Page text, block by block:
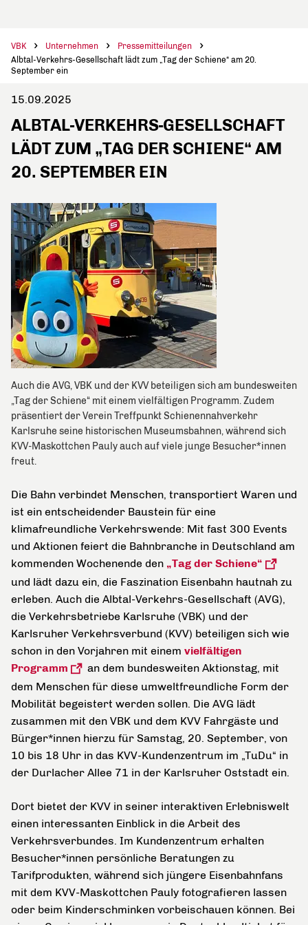
VBK Unternehmen
Pressemitteilungen
Albtal-Verkehrs-Gesellschaft lädt zum „Tag der Schiene“ am 20.
September ein
15.09.2025
ALBTAL-VERKEHRS-GESELLSCHAFT
LÄDT ZUM „TAG DER SCHIENE“ AM
20. SEPTEMBER EIN
Auch die AVG, VBK und der KVV beteiligen sich am bundesweiten
„Tag der Schiene“ mit einem vielfältigen Programm. Zudem
präsentiert der Verein Treffpunkt Schienennahverkehr
Karlsruhe seine historischen Museumsbahnen, während sich
KVV-Maskottchen Pauly auch auf viele junge Besucher*innen
freut.
Die Bahn verbindet Menschen, transportiert Waren und
ist ein entscheidender Baustein für eine
klimafreundliche Verkehrswende: Mit fast 300 Events
und Aktionen feiert die Bahnbranche in Deutschland am
kommenden Wochenende den „Tag der Schiene“
und lädt dazu ein, die Faszination Eisenbahn hautnah zu
erleben. Auch die Albtal-Verkehrs-Gesellschaft (AVG),
die Verkehrsbetriebe Karlsruhe (VBK) und der
Karlsruher Verkehrsverbund (KVV) beteiligen sich wie
schon in den Vorjahren mit einem vielfältigen
Programm
an dem bundesweiten Aktionstag, mit
dem Menschen für diese umweltfreundliche Form der
Mobilität begeistert werden sollen. Die AVG lädt
zusammen mit den VBK und dem KVV Fahrgäste und
Bürger*innen hierzu für Samstag, 20. September, von
10 bis 18 Uhr in das KVV-Kundenzentrum im „TuDu“ in
der Durlacher Allee 71 in der Karlsruher Oststadt ein.
Dort bietet der KVV in seiner interaktiven Erlebniswelt
einen interessanten Einblick in die Arbeit des
Verkehrsverbundes. Im Kundenzentrum erhalten
Besucher*innen persönliche Beratungen zu
Tarifprodukten, während sich jüngere Eisenbahnfans
mit dem KVV-Maskottchen Pauly fotografieren lassen
oder beim Kinderschminken vorbeischauen können. Bei